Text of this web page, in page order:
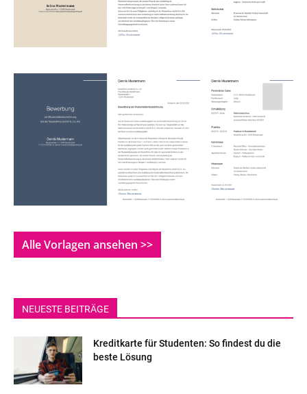
Alle Vorlagen ansehen >>
NEUESTE BEITRÄGE
Kreditkarte für Studenten: So findest du die
beste Lösung